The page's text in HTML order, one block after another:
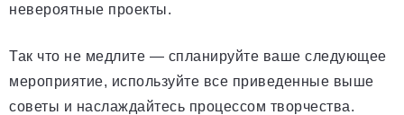
невероятные проекты.
Так что не медлите — спланируйте ваше следующее
мероприятие, используйте все приведенные выше
советы и наслаждайтесь процессом творчества.